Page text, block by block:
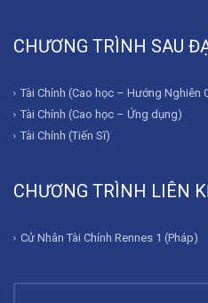
CHƯƠNG TRÌNH SAU
Tài Chính (Cao học – Hướng Nghiên
Tài Chính (Cao học – Ứng dụng)
Tài Chính (Tiến Sĩ)
CHƯƠNG TRÌNH LIÊN
Cử Nhân Tài Chính Rennes 1 (Pháp)